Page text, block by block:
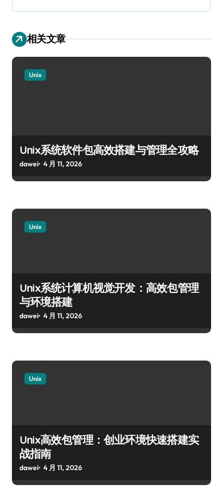
相关文章
Unix
Unix系统软件包高效搭建与管理全攻略
dawei 4 月 11, 2026
Unix
Unix系统计算机视觉开发：高效包管理
与环境搭建
dawei 4 月 11, 2026
Unix
Unix高效包管理：创业环境快速搭建实
战指南
dawei 4 月 11, 2026